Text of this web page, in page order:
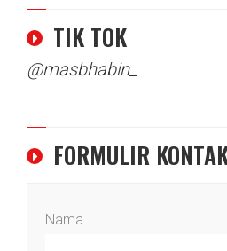
TIK TOK
@masbhabin_
FORMULIR
Nama